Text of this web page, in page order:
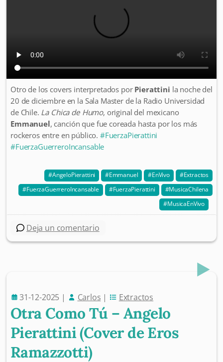
Otro de los covers interpretados por Pierattini la noche del
20 de diciembre en la Sala Master de la Radio Universidad
de Chile. La Chica de Humo, original del mexicano
Emmanuel, canción que fue coreada hasta por los más
rockeros entre en público. #FuerzaPierattini
#FuerzaGuerreroIncansable
AngeloPierattini Emmanuel EnVivo
Extractos
FuerzaGuerreroIncansable
FuerzaPierattini
MusicaChilena
MusicaEnVivo
Deja un comentario
31-12-2025 | Carlos | Extractos
Otra Como Tú – Angelo
Pierattini (Cover de Eros
Ramazzotti)